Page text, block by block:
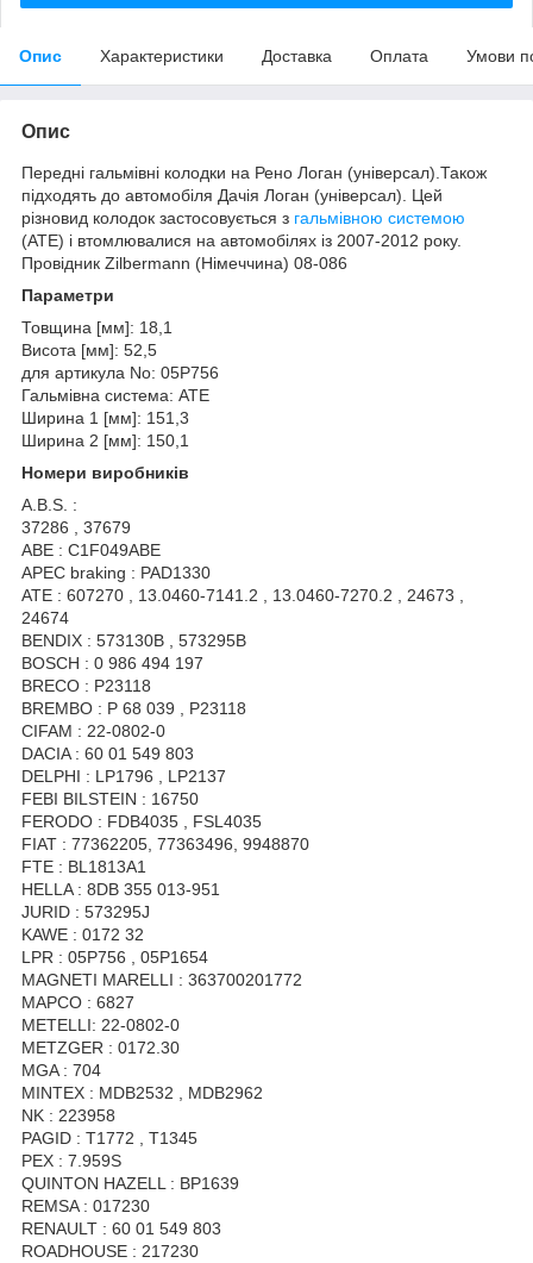
Опис Характеристики Доставка Оплата Умови
Опис
Передні гальмівні колодки на Рено Логан (універсал).Також
підходять до автомобіля Дачія Логан (універсал). Цей
різновид колодок застосовується з гальмівною системою
(ATE) і втомлювалися на автомобілях із 2007-2012 року.
Провідник Zilbermann (Німеччина) 08-086
Параметри
Товщина [мм]: 18,1
Висота [мм]: 52,5
для артикула No: 05P756
Гальмівна система: ATE
Ширина 1 [мм]: 151,3
Ширина 2 [мм]: 150,1
Номери виробників
A.B.S. :
37286 , 37679
ABE : C1F049ABE
APEC braking : PAD1330
ATE : 607270 , 13.0460-7141.2 , 13.0460-7270.2 , 24673 ,
24674
BENDIX : 573130B , 573295B
BOSCH : 0 986 494 197
BRECO : P23118
BREMBO : P 68 039 , P23118
CIFAM : 22-0802-0
DACIA : 60 01 549 803
DELPHI : LP1796 , LP2137
FEBI BILSTEIN : 16750
FERODO : FDB4035 , FSL4035
FIAT : 77362205, 77363496, 9948870
FTE : BL1813A1
HELLA : 8DB 355 013-951
JURID : 573295J
KAWE : 0172 32
LPR : 05P756 , 05P1654
MAGNETI MARELLI : 363700201772
MAPCO : 6827
METELLI: 22-0802-0
METZGER : 0172.30
MGA : 704
MINTEX : MDB2532 , MDB2962
NK : 223958
PAGID : T1772 , T1345
PEX : 7.959S
QUINTON HAZELL : BP1639
REMSA : 017230
RENAULT : 60 01 549 803
ROADHOUSE : 217230